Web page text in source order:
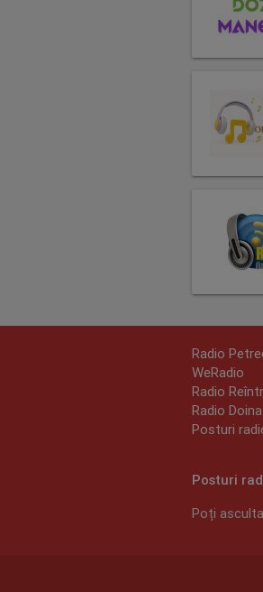
Radio
WeRadio
Radio
Radio Doina
Posturi
Posturi
Poți